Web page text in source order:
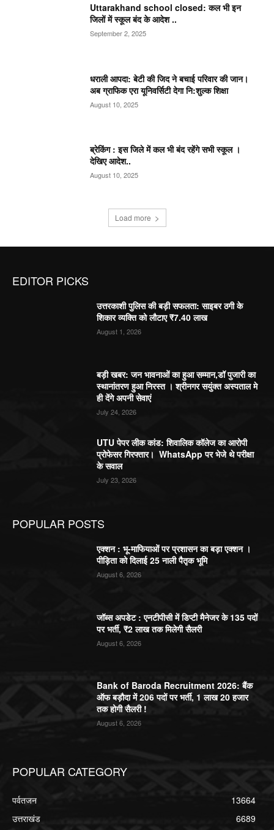
Uttarakhand school closed: कल भी इन
जिलों में स्कूल बंद के आदेश ..
September 2, 2025
धराली आपदा: बेटी की जिद ने बचाई परिवार की जान।
अब ग्राफिक एरा यूनिवर्सिटी देगा नि:शुल्क शिक्षा
August 10, 2025
ब्रेकिंग : इस जिले में कल भी बंद रहेंगे सभी स्कूल ।
देखिए आदेश..
August 10, 2025
Load more
EDITOR PICKS
उत्तरकाशी पुलिस की बड़ी सफलता: साइबर ठगी के
शिकार व्यक्ति को लौटाए ₹7.40 लाख
August 1, 2026
बड़ी खबर: जन भावनाओं का हुआ सम्मान,डॉ पुजारी का
स्थानांतरण हुआ निरस्त । श्रीनगर सयुंक्त अस्पताल मे
ही देंगे अपनी सेवाएं
July 24, 2026
UTU पेपर लीक कांड: शिवालिक कॉलेज का आरोपी
प्रोफेसर गिरफ्तार। WhatsApp पर भेजे थे परीक्षा
के सवाल
July 23, 2026
POPULAR POSTS
एक्शन : भू-माफियाओं पर प्रशासन का बड़ा एक्शन ।
पीड़िता को दिलाई 25 नाली पैतृक भूमि
August 6, 2026
जॉब्स अपडेट : एनटीपीसी में डिप्टी मैनेजर के 135 पदों
पर भर्ती, ₹2 लाख तक मिलेगी सैलरी
August 6, 2026
Bank of Baroda Recruitment 2026: बैंक
ऑफ बड़ौदा में 206 पदों पर भर्ती, 1 लाख 20 हजार
तक होगी सैलरी !
August 6, 2026
POPULAR CATEGORY
पर्वतजन
13664
उत्तराखंड
6689